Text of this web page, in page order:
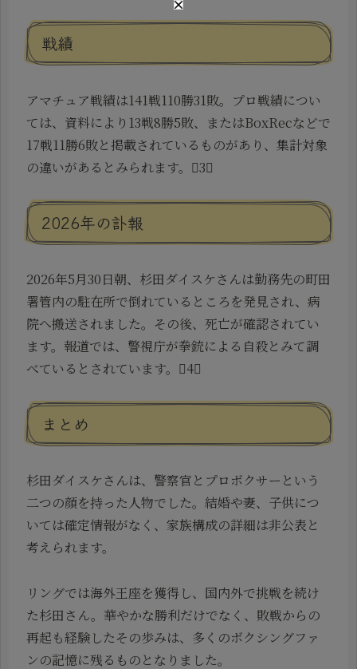
戦績
アマチュア戦績は141戦110勝31敗。プロ戦績につい
ては、資料により13戦8勝5敗、またはBoxRecなどで
17戦11勝6敗と掲載されているものがあり、集計対象
の違いがあるとみられます。3
2026年の訃報
2026年5月30日朝、杉田ダイスケさんは勤務先の町田
署管内の駐在所で倒れているところを発見され、病
院へ搬送されました。その後、死亡が確認されてい
ます。報道では、警視庁が拳銃による自殺とみて調
べているとされています。4
まとめ
杉田ダイスケさんは、警察官とプロボクサーという
二つの顔を持った人物でした。結婚や妻、子供につ
いては確定情報がなく、家族構成の詳細は非公表と
考えられます。
リングでは海外王座を獲得し、国内外で挑戦を続け
た杉田さん。華やかな勝利だけでなく、敗戦からの
再起も経験したその歩みは、多くのボクシングファ
ンの記憶に残るものとなりました。